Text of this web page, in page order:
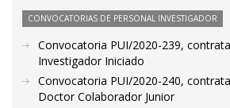
CONVOCATORIAS DE PERSONAL INVESTIGADOR
Convocatoria PUI/2020-239,
Investigador Iniciado
Convocatoria PUI/2020-240,
Doctor Colaborador Junior